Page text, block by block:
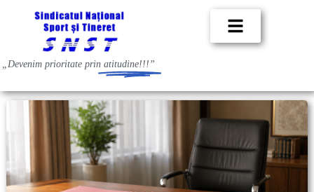
„Devenim prioritate prin atitudine!!!”